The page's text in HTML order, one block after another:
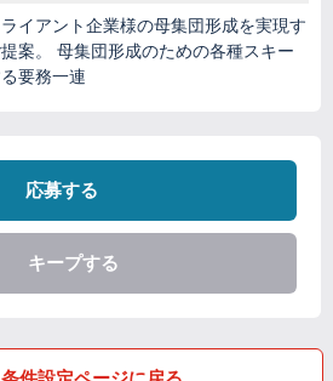
イアント企業様の母集団形成を実現す
案。 母集団形成のための各種スキー
要務一連
応募する
キープする